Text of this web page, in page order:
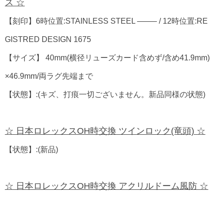
ス ☆
【刻印】6時位置:STAINLESS STEEL ——– / 12時位置:RE
GISTRED DESIGN 1675
【サイズ】 40mm(横径リューズカード含めず/含め41.9mm)
×46.9mm/両ラグ先端まで
【状態】:(キズ、打痕一切ございません。新品同様の状態)
☆ 日本ロレックスOH時交換 ツインロック(竜頭) ☆
【状態】:(新品)
☆ 日本ロレックスOH時交換 アクリルドーム風防 ☆